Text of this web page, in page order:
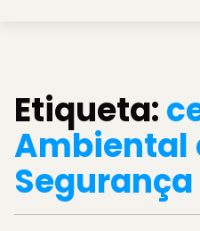
Etiqueta:
Ambiental
Segurança